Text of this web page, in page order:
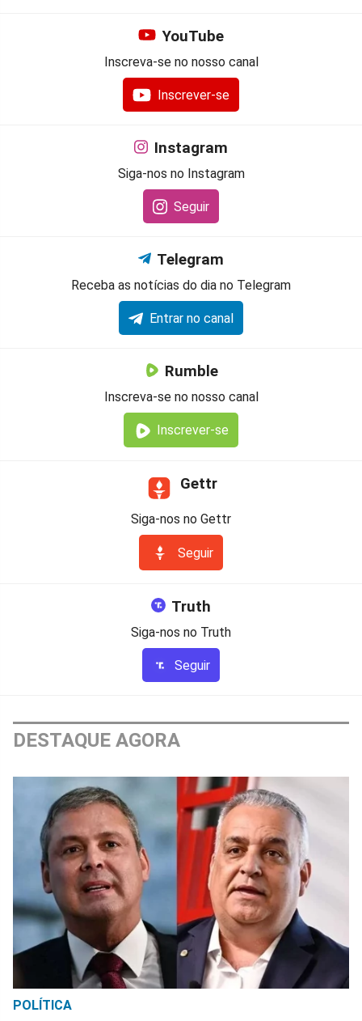
YouTube
Inscreva-se no nosso canal
Inscrever-se
Instagram
Siga-nos no Instagram
Seguir
Telegram
Receba as notícias do dia no Telegram
Entrar no canal
Rumble
Inscreva-se no nosso canal
Inscrever-se
Gettr
Siga-nos no Gettr
Seguir
Truth
Siga-nos no Truth
Seguir
DESTAQUE AGORA
POLÍTICA